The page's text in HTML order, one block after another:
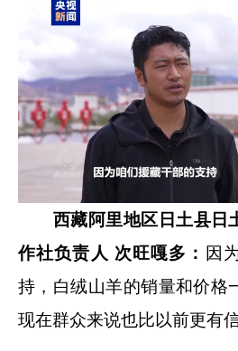
西藏阿里地区日土县日
作社负责人 次旺嘎多： 因
持，白绒山羊的销量和价格
现在群众来说也比以前更有